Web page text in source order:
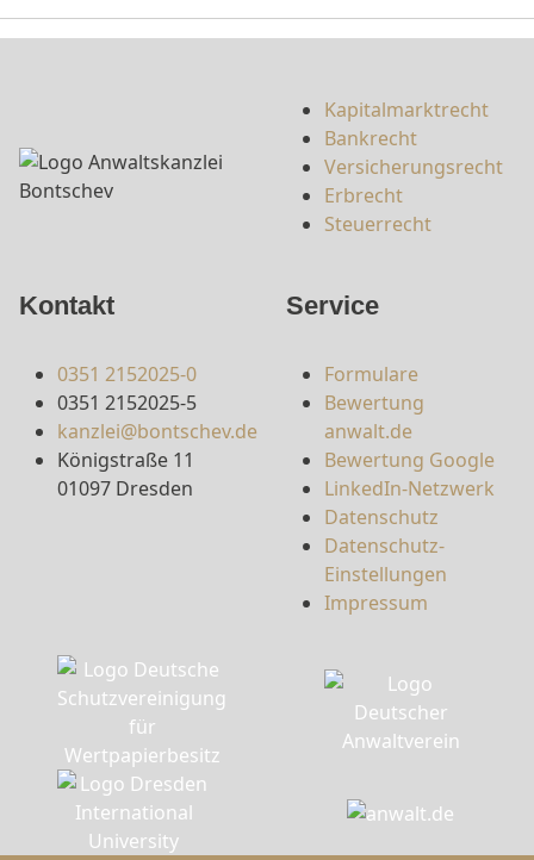
Kapitalmarktrecht
Bankrecht
Versicherungsrecht
Erbrecht
Steuerrecht
Kontakt
0351 2152025-0
0351 2152025-5
kanzlei@bontschev.de
Königstraße 11
01097 Dresden
Service
Formulare
Bewertung
anwalt.de
Bewertung Google
LinkedIn-Netzwerk
Datenschutz
Datenschutz-
Einstellungen
Impressum